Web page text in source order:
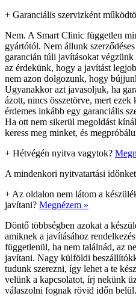
+ Garanciális szervizként
Nem. A Smart Clinic független
gyártótól. Nem állunk
garancián túli javításokat
az érdekünk, hogy a javítást
nem azon dolgozunk, hogy
Ugyanakkor azt javasoljuk, ha
ázott, nincs összetörve, mert
érdemes inkább egy garanciális
Ha ott nem sikerül megoldást
keress meg minket, és
+ Hétvégén nyitva vagytok?
A mindenkori nyitvatartási időnket
+ Az oldalon nem látom a
javítani? Megnézem »
Döntő többségben azokat a
amiknek a javításához
függetlenül, ha nem találnád, az
javítani. Nagy külföldi
tudunk szerezni, így lehet a te
velünk a kapcsolatot, írj nekünk
válaszolni fognak rövid időn belül.